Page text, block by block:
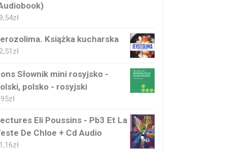
zł
Książka kucharska
zł
Słownik mini rosyjsko -
polsko - rosyjski
zł
Eli Poussins - Pb3 Et La
De Chloe + Cd Audio
zł